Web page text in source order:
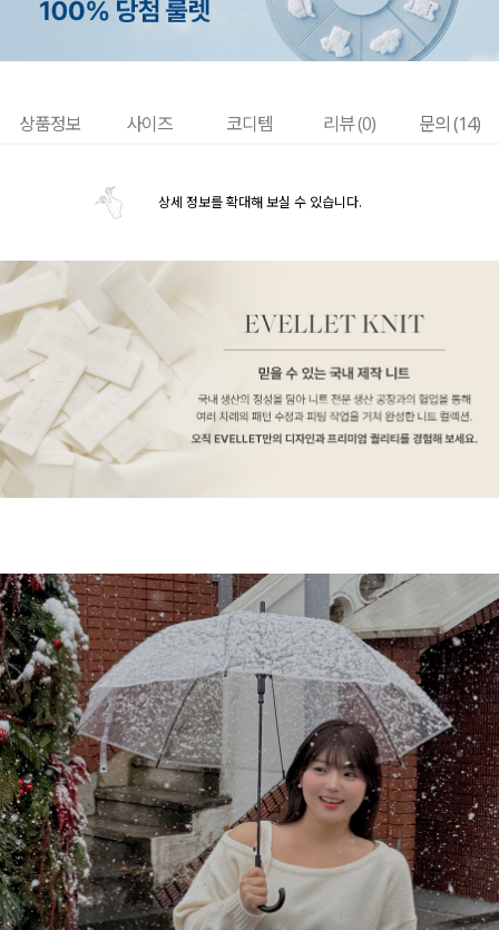
상품정보 사이즈 코디템 리뷰 (0) 문의 (14)
상세 정보를 확대해 보실 수 있습니다.